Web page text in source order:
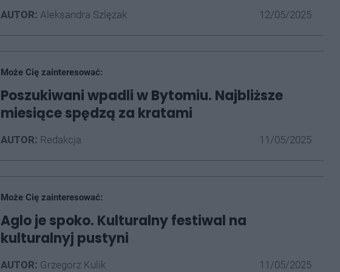
AUTOR: Aleksandra Szlęzak 12/05/2025
Może Cię zainteresować:
Poszukiwani wpadli w Bytomiu. Najbliższe
miesiące spędzą za kratami
AUTOR: Redakcja 11/05/2025
Może Cię zainteresować:
Aglo je spoko. Kulturalny festiwal na
kulturalnyj pustyni
AUTOR: Grzegorz Kulik 11/05/2025